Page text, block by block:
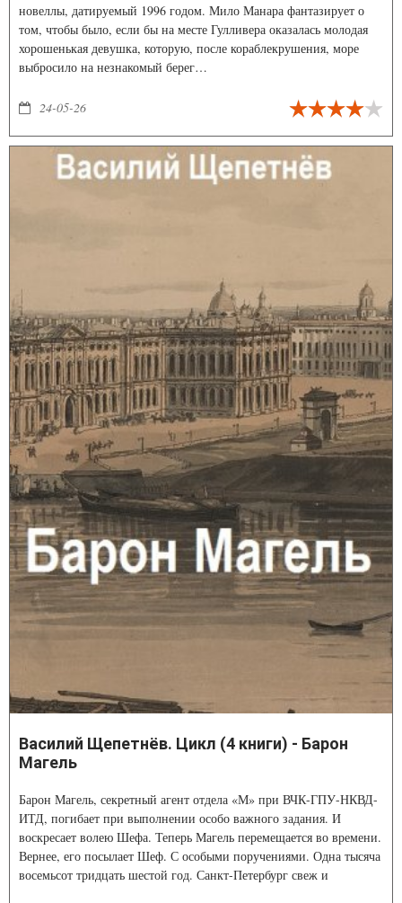
новеллы, датируемый 1996 годом. Мило Манара фантазирует о
том, чтобы было, если бы на месте Гулливера оказалась молодая
хорошенькая девушка, которую, после кораблекрушения, море
выбросило на незнакомый берег…
24-05-26
Василий Щепетнёв. Цикл (4 книги) - Барон
Магель
Барон Магель, секретный агент отдела «М» при ВЧК-ГПУ-НКВД-
ИТД, погибает при выполнении особо важного задания. И
воскресает волею Шефа. Теперь Магель перемещается во времени.
Вернее, его посылает Шеф. С особыми поручениями. Одна тысяча
восемьсот тридцать шестой год. Санкт-Петербург свеж и